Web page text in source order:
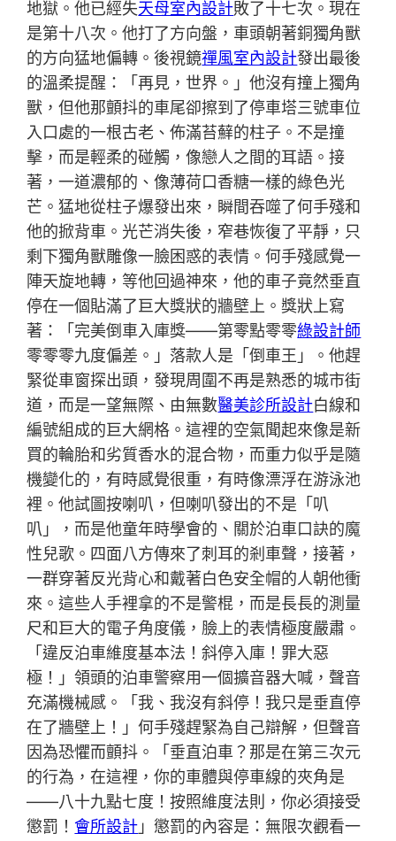
地獄。他已經失天母室內設計敗了十七次。現在
是第十八次。他打了方向盤，車頭朝著銅獨角獸
的方向猛地偏轉。後視鏡禪風室內設計發出最後
的溫柔提醒：「再見，世界。」他沒有撞上獨角
獸，但他那顫抖的車尾卻擦到了停車塔三號車位
入口處的一根古老、佈滿苔蘚的柱子。不是撞
擊，而是輕柔的碰觸，像戀人之間的耳語。接
著，一道濃郁的、像薄荷口香糖一樣的綠色光
芒。猛地從柱子爆發出來，瞬間吞噬了何手殘和
他的掀背車。光芒消失後，窄巷恢復了平靜，只
剩下獨角獸雕像一臉困惑的表情。何手殘感覺一
陣天旋地轉，等他回過神來，他的車子竟然垂直
停在一個貼滿了巨大獎狀的牆壁上。獎狀上寫
著：「完美倒車入庫獎——第零點零零綠設計師
零零零九度偏差。」落款人是「倒車王」。他趕
緊從車窗探出頭，發現周圍不再是熟悉的城市街
道，而是一望無際、由無數醫美診所設計白線和
編號組成的巨大網格。這裡的空氣聞起來像是新
買的輪胎和劣質香水的混合物，而重力似乎是隨
機變化的，有時感覺很重，有時像漂浮在游泳池
裡。他試圖按喇叭，但喇叭發出的不是「叭
叭」，而是他童年時學會的、關於泊車口訣的魔
性兒歌。四面八方傳來了刺耳的剎車聲，接著，
一群穿著反光背心和戴著白色安全帽的人朝他衝
來。這些人手裡拿的不是警棍，而是長長的測量
尺和巨大的電子角度儀，臉上的表情極度嚴肅。
「違反泊車維度基本法！斜停入庫！罪大惡
極！」領頭的泊車警察用一個擴音器大喊，聲音
充滿機械感。「我、我沒有斜停！我只是垂直停
在了牆壁上！」何手殘趕緊為自己辯解，但聲音
因為恐懼而顫抖。「垂直泊車？那是在第三次元
的行為，在這裡，你的車體與停車線的夾角是
——八十九點七度！按照維度法則，你必須接受
懲罰！會所設計 」懲罰的內容是：無限次觀看一